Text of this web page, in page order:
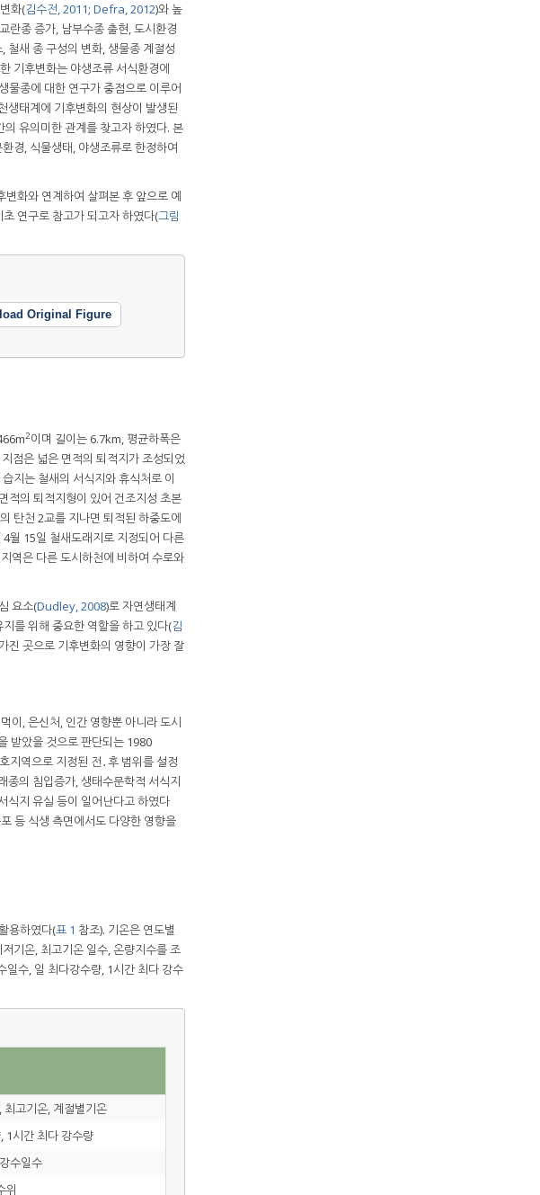
화(김수전, 2011; Defra, 2012)와 높
란종 증가, 남부수종 출현, 도시환경
철새 종 구성의 변화, 생물종 계절성
기후변화는 야생조류 서식환경에
물종에 대한 연구가 중점으로 이루어
생태계에 기후변화의 현상이 발생된
유의미한 관계를 찾고자 하였다. 본
경, 식물생태, 야생조류로 한정하여
화와 연계하여 살펴본 후 앞으로 예
연구로 참고가 되고자 하였다(그림
Original Figure
2이며 길이는 6.7km, 평균하폭은
점은 넓은 면적의 퇴적지가 조성되었
지는 철새의 서식지와 휴식처로 이
적의 퇴적지형이 있어 건조지성 초본
탄천 2교를 지나면 퇴적된 하중도에
월 15일 철새도래지로 지정되어 다른
역은 다른 도시하천에 비하여 수로와
요소(Dudley, 2008)로 자연생태계
를 위해 중요한 역할을 하고 있다(김
진 곳으로 기후변화의 영향이 가장 잘
이, 은신처, 인간 영향뿐 아니라 도시
받았을 것으로 판단되는 1980
지역으로 지정된 전․후 범위를 설정
종의 침입증가, 생태수문학적 서식지
식지 유실 등이 일어난다고 하였다
등 식생 측면에서도 다양한 영향을
용하였다(표 1 참조). 기온은 연도별
기온, 최고기온 일수, 온량지수를 조
일수, 일 최다강수량, 1시간 최다 강수
고기온, 계절별기온
1시간 최다 강수량
수일수
위